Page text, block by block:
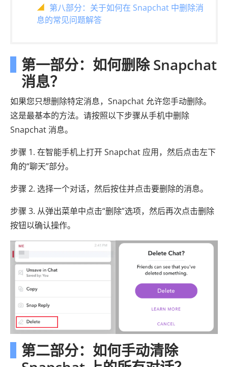
第八部分：关于如何在 Snapchat 中删除消
息的常见问题解答
第一部分：如何删除 Snapchat
消息？
如果您只想删除特定消息，Snapchat 允许您手动删除。
这是最基本的方法。请按照以下步骤从手机中删除
Snapchat 消息。
步骤 1. 在智能手机上打开 Snapchat 应用，然后点击左下
角的“聊天”部分。
步骤 2. 选择一个对话，然后按住并点击要删除的消息。
步骤 3. 从弹出菜单中点击“删除”选项，然后再次点击删除
按钮以确认操作。
第二部分：如何手动清除